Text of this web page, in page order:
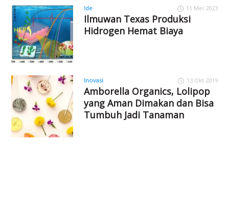
Ide 11 Mei 2023
Ilmuwan Texas Produksi
Hidrogen Hemat Biaya
Inovasi 13 Okt 2019
Amborella Organics, Lolipop
yang Aman Dimakan dan Bisa
Tumbuh Jadi Tanaman